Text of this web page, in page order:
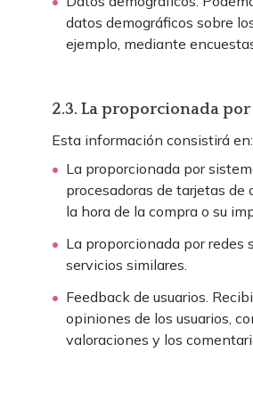
datos demográficos sobre
ejemplo, mediante
2.3. La proporcionada
Esta información consistirá en:
La proporcionada por
procesadoras de tarjetas de
la hora de la compra o su
La proporcionada por redes
servicios similares.
Feedback de usuarios.
opiniones de los usuarios,
valoraciones y los